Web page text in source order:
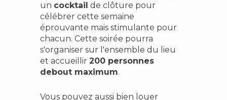
un cocktail de clôture pour
célébrer cette semaine
éprouvante mais stimulante pour
chacun. Cette soirée pourra
s'organiser sur l'ensemble du lieu
et accueillir 200 personnes
debout maximum.
Vous pouvez aussi bien louer